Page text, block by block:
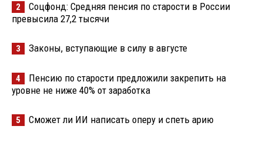
2
Соцфонд: Средняя пенсия по старости в России
превысила 27,2 тысячи
3 Законы, вступающие в силу в августе
4
Пенсию по старости предложили закрепить на
уровне не ниже 40% от заработка
5 Сможет ли ИИ написать оперу и спеть арию